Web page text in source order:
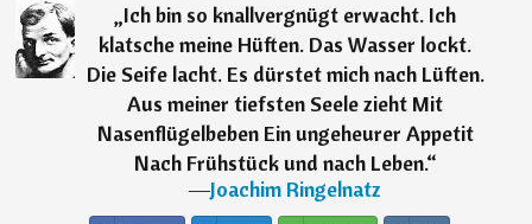
„Ich bin so knallvergnügt erwacht. Ich
klatsche meine Hüften. Das Wasser lockt.
Die Seife lacht. Es dürstet mich nach Lüften.
Aus meiner tiefsten Seele zieht Mit
Nasenflügelbeben Ein ungeheurer Appetit
Nach Frühstück und nach Leben.“
―Joachim Ringelnatz